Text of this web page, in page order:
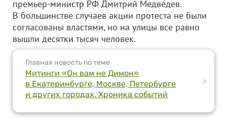
премьер-министр РФ Дмитрий Медведев.
В большинстве случаев акции протеста не были
согласованы властями, но на улицы все равно
вышли десятки тысяч человек.
Главная новость по теме
Митинги «Он вам не Димон»
в Екатеринбурге, Москве, Петербурге
и других городах. Хроника событий
>